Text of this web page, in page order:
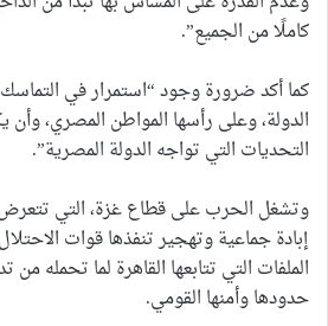
كاملًا من الجميع”.
كما أكد ضرورة وجود “استمرار في
الدولة، وعلى رأسها المواطن المصري،
التحديات التي تواجه الدولة المصرية”.
وتشغل الحرب على قطاع غزة، التي
إبادة جماعية وتهجير تنفذها قوات
الملفات التي تتابعها القاهرة لما تحمله
حدودها وأمنها القومي.